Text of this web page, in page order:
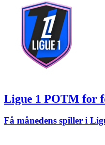
Ligue 1 POTM for
Få månedens spiller i